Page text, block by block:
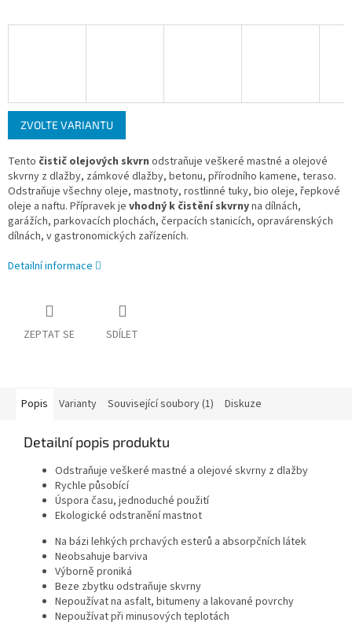
ZVOLTE VARIANTU
Tento čistič olejových skvrn odstraňuje veškeré mastné a olejové
skvrny z dlažby, zámkové dlažby, betonu, přírodního kamene, teraso.
Odstraňuje všechny oleje, mastnoty, rostlinné tuky, bio oleje, řepkové
oleje a naftu. Přípravek je vhodný k čistění skvrnyna dílnách,
garážích, parkovacích plochách, čerpacích stanicích, opravárenských
dílnách, v gastronomických zařízeních.
Detailní informace
ZEPTAT SE SDÍLET
Popis Varianty Související soubory (1) Diskuze
Detailní popis produktu
Odstraňuje veškeré mastné a olejové skvrny z dlažby
Rychle působící
Úspora času, jednoduché použití
Ekologické odstranění mastnot
Na bázi lehkých prchavých esterů a absorpčních látek
Neobsahuje barviva
Výborně proniká
Beze zbytku odstraňuje skvrny
Nepoužívat na asfalt, bitumeny a lakované povrchy
Nepoužívat při minusových teplotách